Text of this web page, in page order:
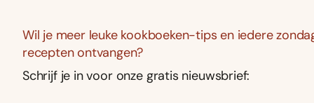
Wil je meer leuke kookboeken-tips en iedere
recepten ontvangen?
Schrijf je in voor onze gratis nieuwsbrief: